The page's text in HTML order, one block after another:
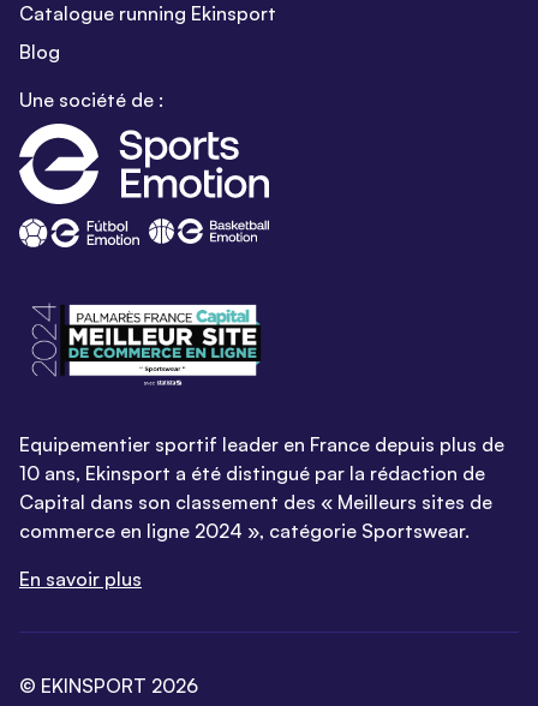
Catalogue running Ekinsport
Blog
Une société de :
Equipementier sportif leader en France depuis plus de
10 ans, Ekinsport a été distingué par la rédaction de
Capital dans son classement des « Meilleurs sites de
commerce en ligne 2024 », catégorie Sportswear.
En savoir plus
© EKINSPORT 2026